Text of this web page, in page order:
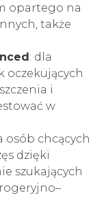
opartego na
także
: dla
oczekujących
i
w
osób chcących
dzięki
szukających